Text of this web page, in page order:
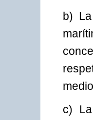
b)
c)